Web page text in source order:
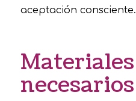
aceptación consciente.
Materiales
necesarios